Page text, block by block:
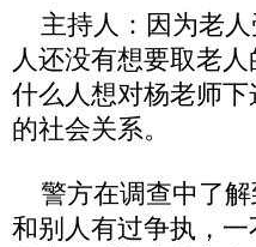
主持人：因为老人
人还没有想要取老
什么人想对杨老师
的社会关系。
警方在调查中了解
和别人有过争执，